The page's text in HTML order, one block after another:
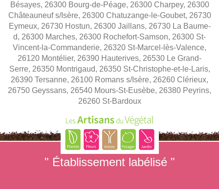
Bésayes, 26300 Bourg-de-Péage, 26300 Charpey, 26300
Châteauneuf s/Isère, 26300 Chatuzange-le-Goubet, 26730
Eymeux, 26730 Hostun, 26300 Jaillans, 26730 La Baume-
d, 26300 Marches, 26300 Rochefort-Samson, 26300 St-
Vincent-la-Commanderie, 26320 St-Marcel-lès-Valence,
26120 Montélier, 26390 Hauterives, 26530 Le Grand-
Serre, 26350 Montrigaud, 26350 St-Christophe-et-le-Laris,
26390 Tersanne, 26100 Romans s/Isère, 26260 Clérieux,
26750 Geyssans, 26540 Mours-St-Eusèbe, 26380 Peyrins,
26260 St-Bardoux
" Établissement labélisé "